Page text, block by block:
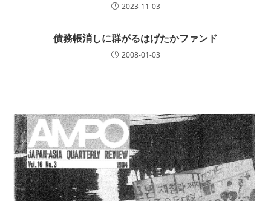
2023-11-03
債務帳消しに群がるはげたかファンド
2008-01-03